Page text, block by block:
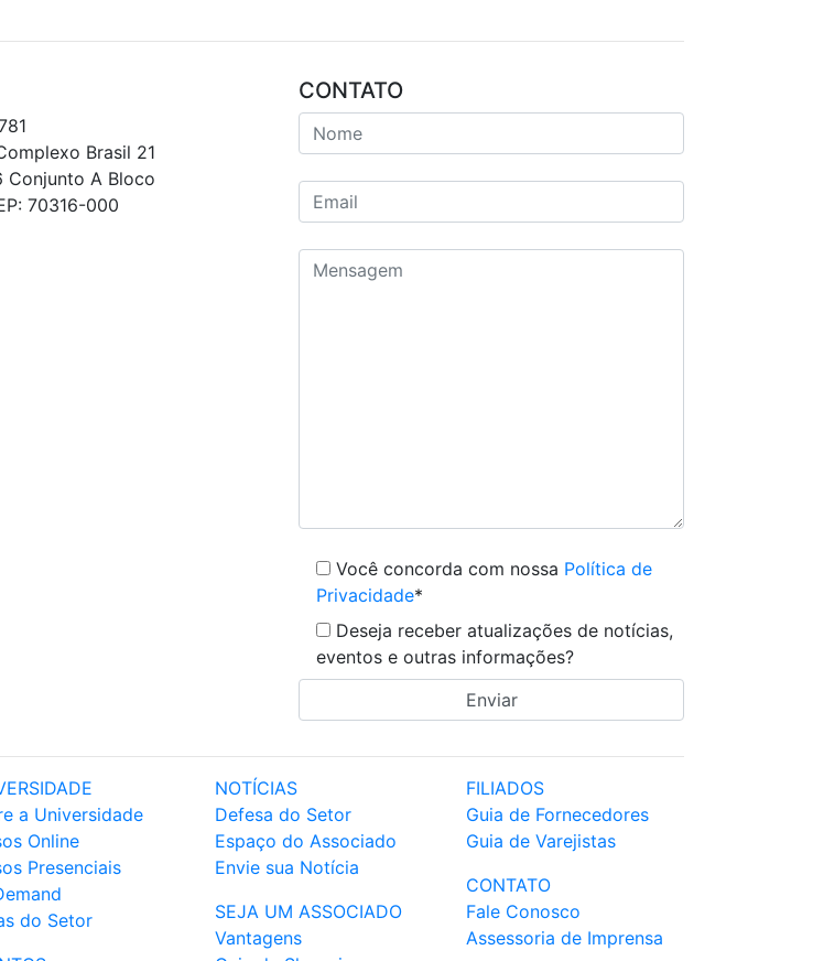
Brasil 21
Conjunto A Bloco
70316-000
CONTATO
Você concorda com nossa Política de
Privacidade*
Deseja receber atualizações de notícias,
eventos e outras informações?
a Universidade
Online
Presenciais
do Setor
NOTÍCIAS
Defesa do Setor
Espaço do Associado
Envie sua Notícia
SEJA UM ASSOCIADO
Vantagens
FILIADOS
Guia de Fornecedores
Guia de Varejistas
CONTATO
Fale Conosco
Assessoria de Imprensa